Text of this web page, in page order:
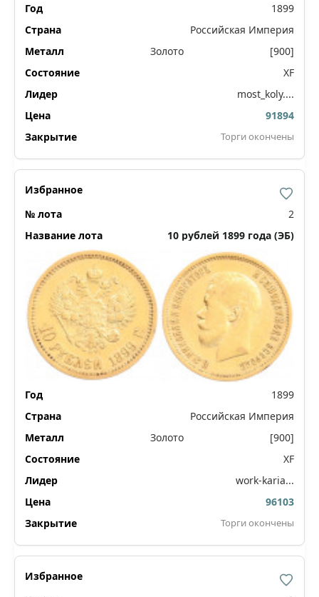
1899
Российская Империя
Золото
[900]
XF
most_koly....
91894
Торги окончены
2
10 рублей 1899 года (ЭБ)
1899
Российская Империя
Золото
[900]
XF
work-karia...
96103
Торги окончены